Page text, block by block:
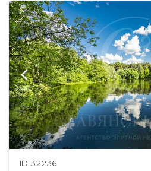
ID 32236